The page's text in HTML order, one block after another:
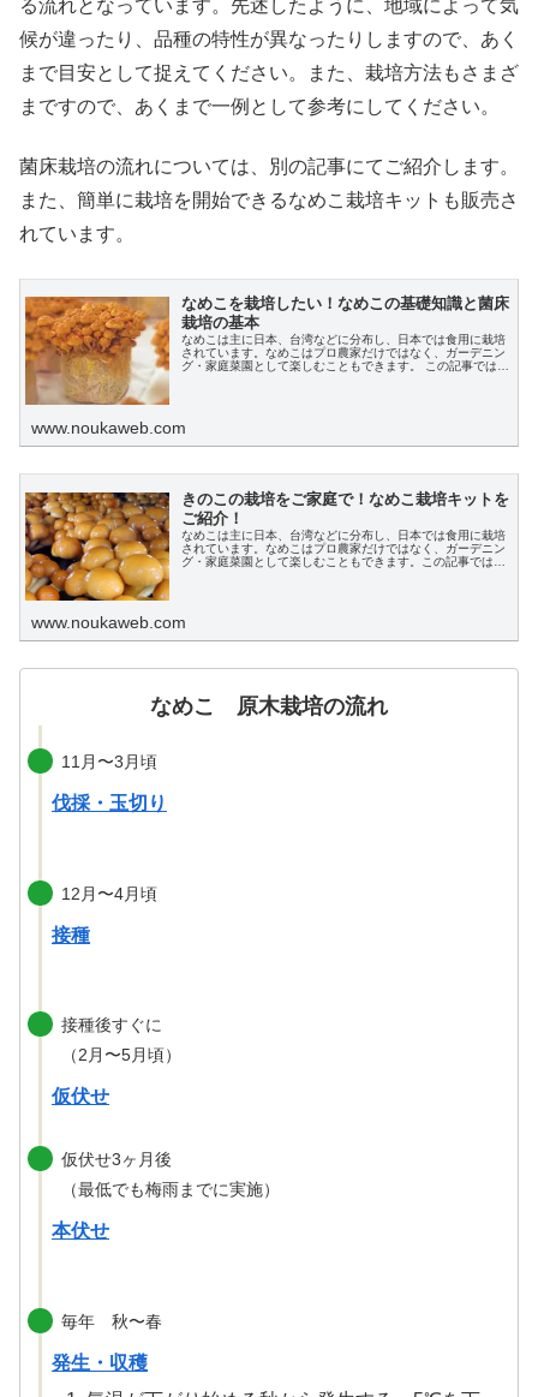
る流れとなっています。先述したように、地域によって気
候が違ったり、品種の特性が異なったりしますので、あく
まで目安として捉えてください。また、栽培方法もさまざ
まですので、あくまで一例として参考にしてください。
菌床栽培の流れについては、別の記事にてご紹介します。
また、簡単に栽培を開始できるなめこ栽培キットも販売さ
れています。
なめこを栽培したい！なめこの基礎知識と菌床
栽培の基本
なめこは主に日本、台湾などに分布し、日本では食用に栽培
されています。なめこはプロ農家だけではなく、ガーデニン
グ・家庭菜園として楽しむこともできます。 この記事では、
www.noukaweb.com
きのこの栽培をご家庭で！なめこ栽培キットを
ご紹介！
なめこは主に日本、台湾などに分布し、日本では食用に栽培
されています。なめこはプロ農家だけではなく、ガーデニン
グ・家庭菜園として楽しむこともできます。この記事では、
www.noukaweb.com
なめこ 原木栽培の流れ
11月〜3月頃
伐採・玉切り
12月〜4月頃
接種
接種後すぐに
（2月〜5月頃）
仮伏せ
仮伏せ3ヶ月後
（最低でも梅雨までに実施）
本伏せ
毎年 秋〜春
発生・収穫